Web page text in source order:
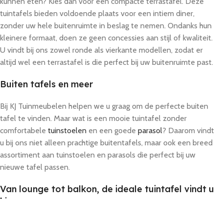
tuintafels bieden voldoende plaats voor een intiem diner,
zonder uw hele buitenruimte in beslag te nemen. Ondanks hun
kleinere formaat, doen ze geen concessies aan stijl of kwaliteit.
U vindt bij ons zowel ronde als vierkante modellen, zodat er
altijd wel een terrastafel is die perfect bij uw buitenruimte past.
Buiten tafels en meer
Bij KJ Tuinmeubelen helpen we u graag om de perfecte buiten
tafel te vinden. Maar wat is een mooie tuintafel zonder
comfortabele tuinstoelen en een goede parasol? Daarom vindt
u bij ons niet alleen prachtige buitentafels, maar ook een breed
assortiment aan tuinstoelen en parasols die perfect bij uw
nieuwe tafel passen.
Van lounge tot balkon, de ideale tuintafel vindt u